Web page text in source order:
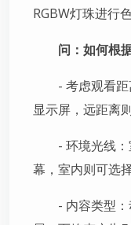
RGBW灯珠进行
问：如何根
- 考虑观看
显示屏，远距离
- 环境光线
幕，室内则可选
- 内容类型